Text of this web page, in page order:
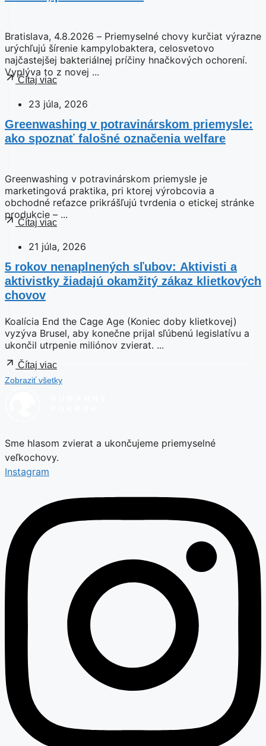
Bratislava, 4.8.2026 – Priemyselné chovy kurčiat výrazne
urýchľujú šírenie kampylobaktera, celosvetovo
najčastejšej bakteriálnej príčiny hnačkových ochorení.
Vyplýva to z novej ...
Čítaj viac
23 júla, 2026
Greenwashing v potravinárskom priemysle:
ako spoznať falošné označenia welfare
Greenwashing v potravinárskom priemysle je
marketingová praktika, pri ktorej výrobcovia a
obchodné reťazce prikrášľujú tvrdenia o etickej stránke
produkcie – ...
Čítaj viac
21 júla, 2026
5 rokov nenaplnených sľubov: Aktivisti a
aktivistky žiadajú okamžitý zákaz klietkových
chovov
Koalícia End the Cage Age (Koniec doby klietkovej)
vyzýva Brusel, aby konečne prijal sľúbenú legislatívu a
ukončil utrpenie miliónov zvierat. ...
Čítaj viac
Zobraziť všetky
Sme hlasom zvierat a ukončujeme priemyselné
veľkochovy.
Instagram